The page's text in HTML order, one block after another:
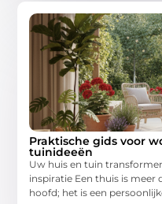
Praktische gids voor
tuinideeën
Uw huis en tuin
inspiratie Een thuis is meer
hoofd; het is een